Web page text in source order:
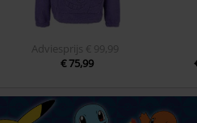
Adviesprijs
€ 99,99
€ 75,99